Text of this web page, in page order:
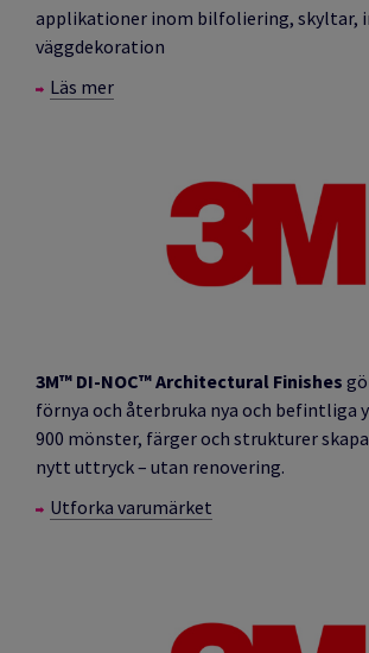
applikationer inom bilfoliering, skyltar,
väggdekoration
Läs mer
3M™ DI-NOC™ Architectural Finishes
förnya och återbruka nya och befintliga
900 mönster, färger och strukturer
nytt uttryck – utan renovering.
Utforka varumärket